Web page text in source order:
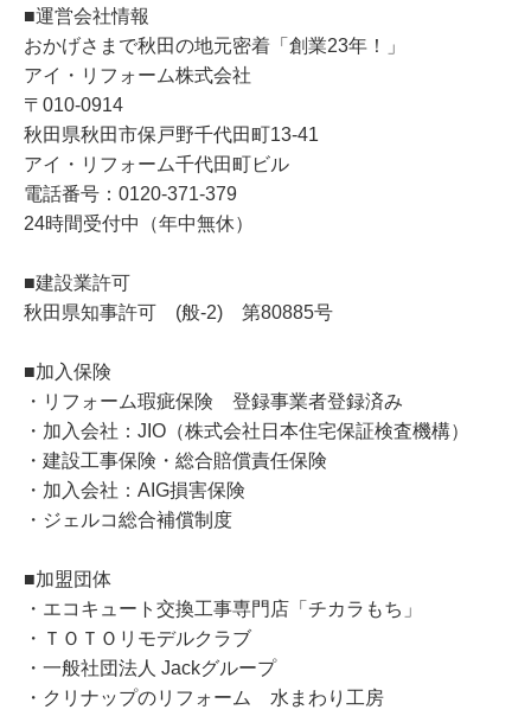
■運営会社情報
おかげさまで秋田の地元密着「創業23年！」
アイ・リフォーム株式会社
〒010-0914
秋田県秋田市保戸野千代田町13-41
アイ・リフォーム千代田町ビル
電話番号：0120-371-379
24時間受付中（年中無休）
■建設業許可
秋田県知事許可 (般-2) 第80885号
■加入保険
・リフォーム瑕疵保険 登録事業者登録済み
・加入会社：JIO（株式会社日本住宅保証検査機構）
・建設工事保険・総合賠償責任保険
・加入会社：AIG損害保険
・ジェルコ総合補償制度
■加盟団体
・エコキュート交換工事専門店「チカラもち」
・ＴＯＴＯリモデルクラブ
・一般社団法人 Jackグループ
・クリナップのリフォーム 水まわり工房